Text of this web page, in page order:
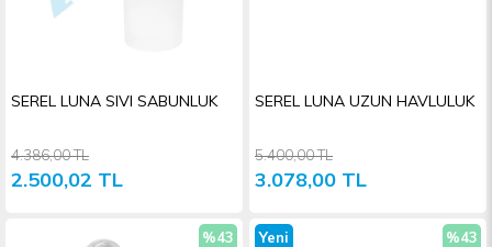
SEREL LUNA SIVI SABUNLUK
2.500,02 TL
4.386,00 TL
SEREL LUNA UZUN HAVLULUK
3.078,00 TL
5.400,00 TL
%43
%43
Yeni